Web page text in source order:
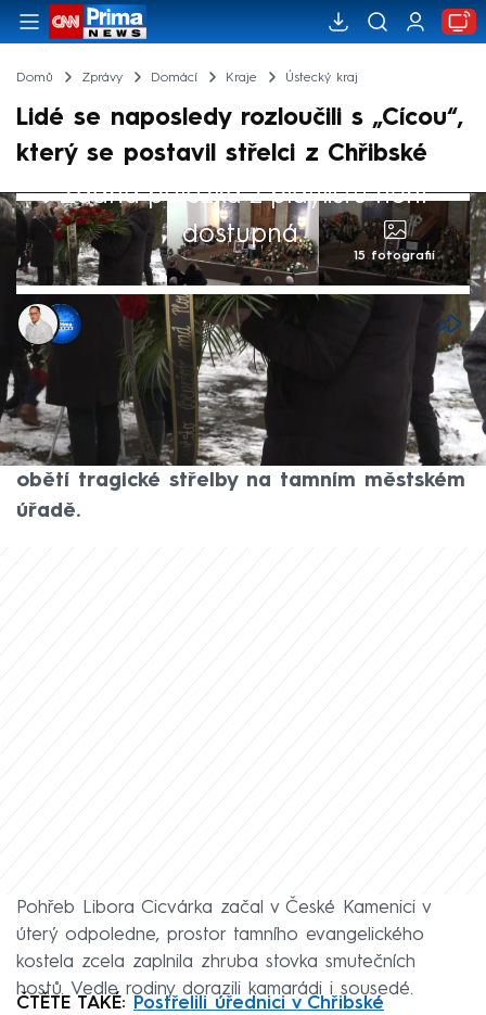
Domů Zprávy Domácí Kraje Ústecký kraj
Lidé se naposledy rozloučili s „Cícou“,
který se postavil střelci z Chřibské
Žádná položka z playlistu není
dostupná.
15 fotografií
Libor Tampier
Michael Cardal
Akt. 27. led 2026, 15:57• 27. led 2026, 14:45
Obyvatelé Chřibské se v úterý naposledy
rozloučili s údržbářem Liborem Cicvárkem
alias Cícou, který se minulé pondělí stal
obětí tragické střelby na tamním městském
úřadě.
Pohřeb Libora Cicvárka začal v České Kamenici v
úterý odpoledne, prostor tamního evangelického
kostela zcela zaplnila zhruba stovka smutečních
hostů. Vedle rodiny dorazili kamarádi i sousedé.
ČTĚTE TAKÉ:
Postřelili úřednici v Chřibské